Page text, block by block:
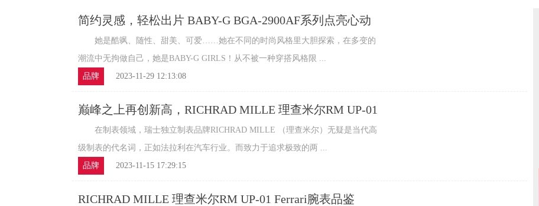
简约灵感，轻松出片 BABY-G BGA-2900AF系列点亮心动
她是酷飒、随性、甜美、可爱……她在不同的时尚风格里大胆探索，在多变的
潮流中无拘做自己，她是BABY-G GIRLS！从不被一种穿搭风格限 ...
品牌
2023-11-29 12:13:08
巅峰之上再创新高，RICHRAD MILLE 理查米尔RM UP-01
在制表领域，瑞士独立制表品牌RICHRAD MILLE （理查米尔）无疑是当代高
级制表的代名词，正如法拉利在汽车行业。而致力于追求极致的两 ...
品牌
2023-11-15 17:29:15
RICHRAD MILLE 理查米尔RM UP-01 Ferrari腕表品鉴